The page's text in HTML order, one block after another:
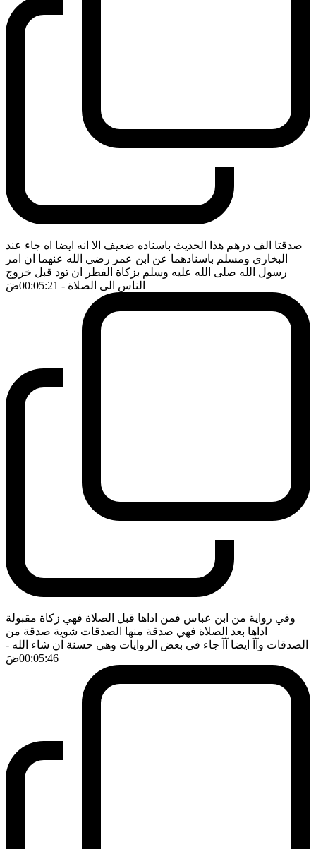
صدقتا الف درهم هذا الحديث باسناده ضعيف الا انه ايضا اه جاء عند
البخاري ومسلم باسنادهما عن ابن عمر رضي الله عنهما ان امر
رسول الله صلى الله عليه وسلم بزكاة الفطر ان تود قبل خروج
الناس الى الصلاة - 00:05:21 ضَ
وفي رواية من ابن عباس فمن اداها قبل الصلاة فهي زكاة مقبولة
اداها بعد الصلاة فهي صدقة منها الصدقات شوية صدقة من
الصدقات وآآ ايضا آآ جاء في بعض الروايات وهي حسنة ان شاء الله -
00:05:46ضَ